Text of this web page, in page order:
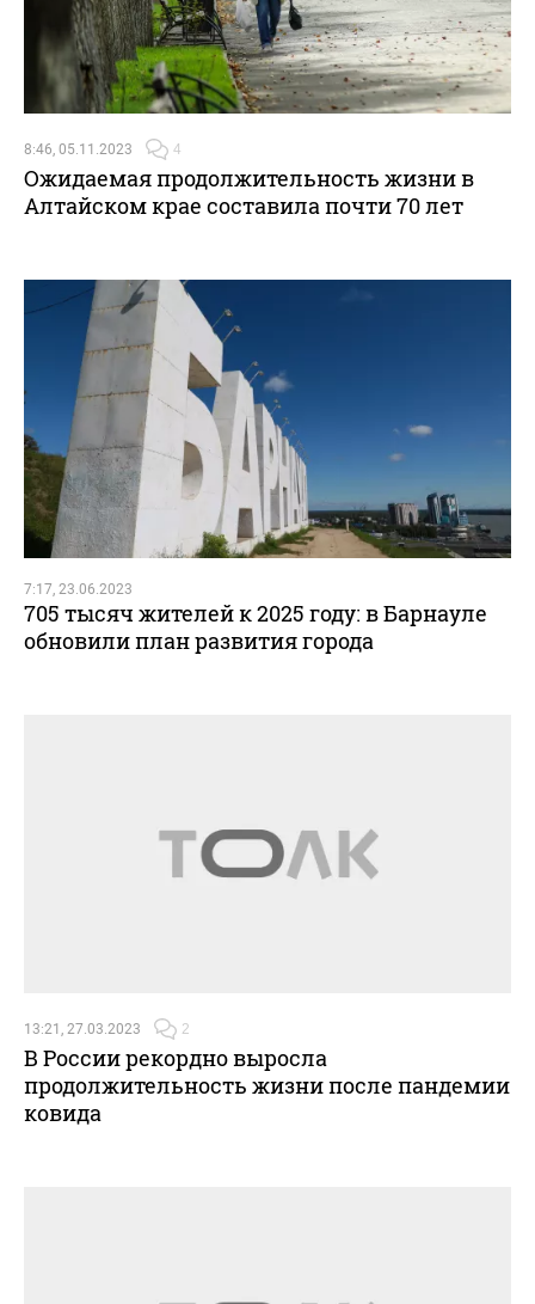
8:46, 05.11.2023 4
Ожидаемая продолжительность жизни в
Алтайском крае составила почти 70 лет
7:17, 23.06.2023
705 тысяч жителей к 2025 году: в Барнауле
обновили план развития города
13:21, 27.03.2023 2
В России рекордно выросла
продолжительность жизни после пандемии
ковида